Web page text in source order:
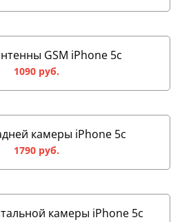
GSM iPhone 5c
1090 руб.
камеры iPhone 5c
1790 руб.
камеры iPhone 5c